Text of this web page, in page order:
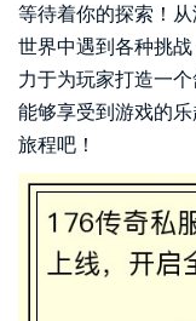
等待着你的探索！
世界中遇到各种挑
力于为玩家打造一
能够享受到游戏的
旅程吧！